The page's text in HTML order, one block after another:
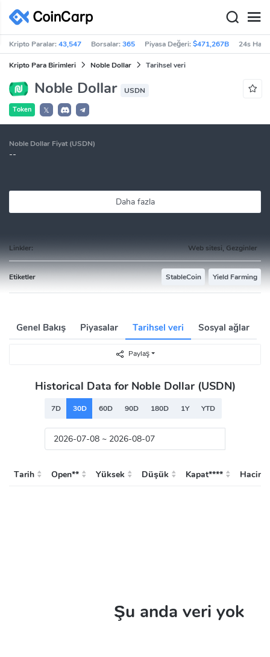
Kripto Paralar:43,547 Borsalar:365 Piyasa Değeri:$471,267B 24s
Kripto Para Birimleri Noble Dollar Tarihsel veri
Noble Dollar USDN
Token 𝕏
Noble Dollar Fiyat (USDN)
--
Daha fazla
Linkler: Web sitesi, Gezginler
Etiketler StableCoin Yield Farming
Genel Bakış Piyasalar Tarihsel veri Sosyal ağlar
Paylaş
Historical Data for Noble Dollar (USDN)
7D 30D 60D 90D 180D 1Y YTD
Tarih Open** Yüksek Düşük Kapat**** Hacim
Şu anda veri yok